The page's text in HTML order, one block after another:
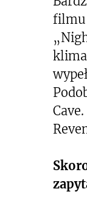
filmu